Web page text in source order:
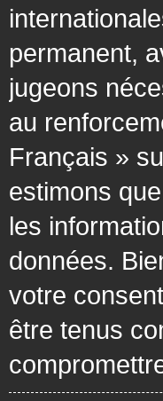
permanent,
jugeons
au
Français »
estimons
les
données.
votre
être tenus